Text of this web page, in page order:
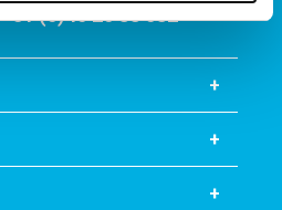
+31 (0)40 20 88 582